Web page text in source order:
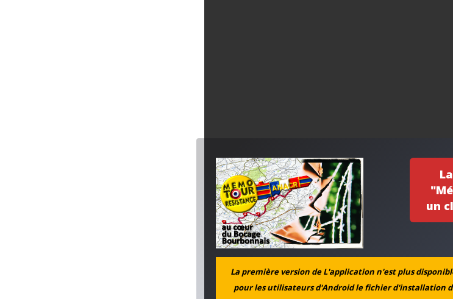
un
La première version de L'application n'est plus
pour les utilisateurs d'Android le fichier d'installation